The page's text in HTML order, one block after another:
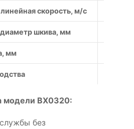
скорость, м/с
шкива, мм
мм
модели BX0320:
без